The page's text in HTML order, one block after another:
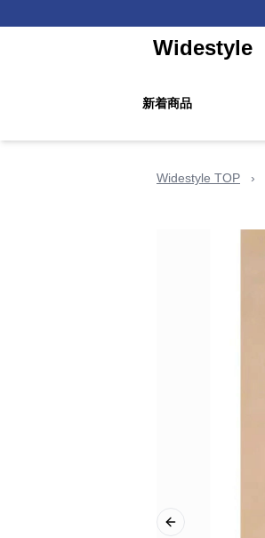
Widestyle
新着商品
Widestyle TOP ›
Previous slide